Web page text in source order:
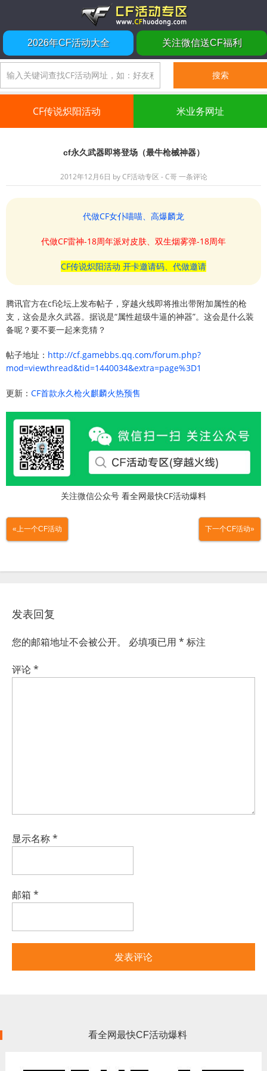
2026年CF活动大全 关注微信送CF福利
CF传说炽阳活动 米业务网址
cf永久武器即将登场（最牛枪械神器）
2012年12月6日 byCF活动专区 - C哥 一条评论
代做CF女仆喵喵、高爆麟龙
代做CF雷神-18周年派对皮肤、双生烟雾弹-18周年
CF传说炽阳活动 开卡邀请码、代做邀请
腾讯官方在cf论坛上发布帖子，穿越火线即将推出带附加属性的枪
支，这会是永久武器。据说是“属性超级牛逼的神器”。这会是什么装
备呢？要不要一起来竞猜？
帖子地址： http://cf.gamebbs.qq.com/forum.php?
mod=viewthread&tid=1440034&extra=page%3D1
更新： CF首款永久枪火麒麟火热预售
关注微信公众号 看全网最快CF活动爆料
«上一个CF活动 下一个CF活动»
发表回复
您的邮箱地址不会被公开。 必填项已用 * 标注
评论*
显示名称*
邮箱 *
看全网最快CF活动爆料